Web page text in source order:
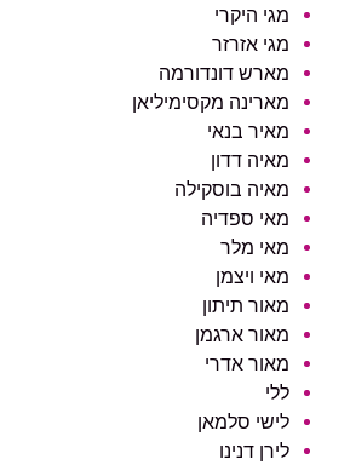
מגי היקרי
מגי אזרזר
מארש דונדורמה
מארינה מקסימיליאן
מאיר בנאי
מאיה דדון
מאיה בוסקילה
מאי ספדיה
מאי מלר
מאי ויצמן
מאור תיתון
מאור ארגמן
מאור אדרי
ללי
לישי סלמאן
לירן דנינו